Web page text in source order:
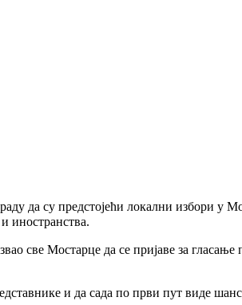
да су предстојећи локални избори у
иностранства.
све Мостарце да се пријаве за гласање
и да сада по први пут виде